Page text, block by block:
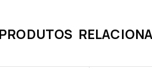
PRODUTOS